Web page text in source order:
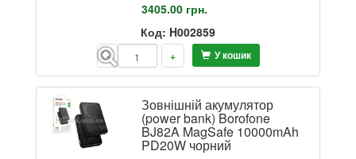
3405.00 грн.
Код: H002859
- + У кошик
Зовнішній акумулятор
(power bank) Borofone
BJ82A MagSafe 10000mAh
PD20W чорний